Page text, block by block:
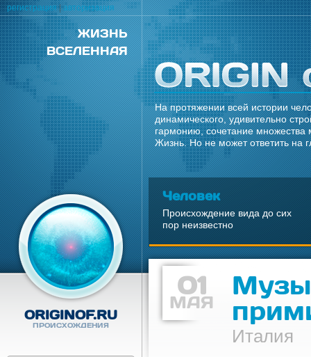
ЖИЗНЬ
ВСЕЛЕННАЯ
На протяжении всей истории
динамического, удивительно
гармонию, сочетание множества
Жизнь. Но не может ответить на
Человек
Происхождение вида до сих
пор неизвестно
ORIGINOF.RU
ПРОИСХОЖДЕНИЯ
01
МАЯ
Италия
регистрация|авторизация